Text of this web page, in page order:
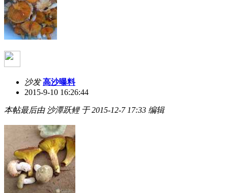
沙发 高沙曝料
2015-9-10 16:26:44
本帖最后由 沙潭跃鲤 于 2015-12-7 17:33 编辑